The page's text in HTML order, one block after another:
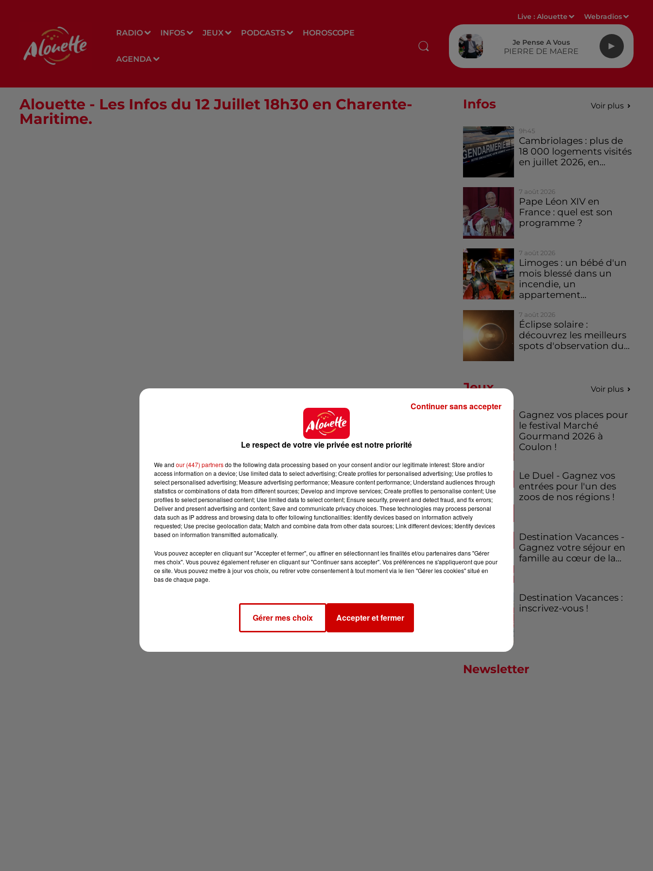
RADIO INFOS JEUX PODCASTS HOROSCOPE
AGENDA
Live :Alouette Webradios
Je Pense A Vous
PIERRE DE MAERE
Alouette - Les Infos du 12 Juillet 18h30 en Charente-
Maritime.
Infos Voir plus
9h45
Cambriolages : plus de
18 000 logements visités
en juillet 2026, en...
7 août 2026
Pape Léon XIV en
France : quel est son
programme ?
7 août 2026
Limoges : un bébé d'un
mois blessé dans un
incendie, un
appartement...
7 août 2026
Éclipse solaire :
découvrez les meilleurs
spots d'observation du...
Jeux Voir plus
Gagnez vos places pour
le festival Marché
Gourmand 2026 à
Coulon !
Le Duel - Gagnez vos
entrées pour l'un des
zoos de nos régions !
Destination Vacances -
Gagnez votre séjour en
famille au cœur de la...
Destination Vacances :
inscrivez-vous !
Newsletter
Le respect de votre vie privée est notre priorité
We and our (447) partnersdo the following data processing based on your consent and/or our legitimate interest: Store and/or
access information on a device; Use limited data to select advertising; Create profiles for personalised advertising; Use profiles to
select personalised advertising; Measure advertising performance; Measure content performance; Understand audiences through
statistics or combinations of data from different sources; Develop and improve services; Create profiles to personalise content; Use
profiles to select personalised content; Use limited data to select content; Ensure security, prevent and detect fraud, and fix errors;
Deliver and present advertising and content; Save and communicate privacy choices. These technologies may process personal
data such as IP address and browsing data to offer following functionalities: Identify devices based on information actively
requested; Use precise geolocation data; Match and combine data from other data sources; Link different devices; Identify devices
based on information transmitted automatically.
Vous pouvez accepter en cliquant sur "Accepter et fermer", ou affiner en sélectionnant les finalités et/ou partenaires dans "Gérer
mes choix". Vous pouvez également refuser en cliquant sur "Continuer sans accepter". Vos préférences ne s'appliqueront que pour
ce site. Vous pouvez mettre à jour vos choix, ou retirer votre consentement à tout moment via le lien "Gérer les cookies" situé en
bas de chaque page.
Gérer mes choix Accepter et fermer
Continuer sans accepter